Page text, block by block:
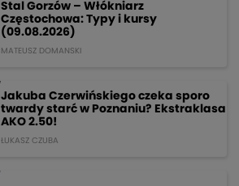
Stal Gorzów – Włókniarz
Częstochowa: Typy i kursy
(09.08.2026)
MATEUSZ DOMANSKI
Jakuba Czerwińskiego czeka sporo
twardy starć w Poznaniu? Ekstraklasa
AKO 2.50!
ŁUKASZ CZUBA